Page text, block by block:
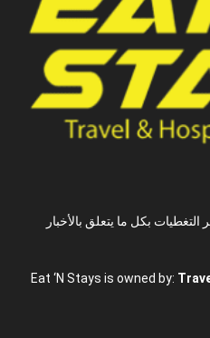
بكل ما يتعلق بالأخبار
Eat ‘N Stays is owned by: